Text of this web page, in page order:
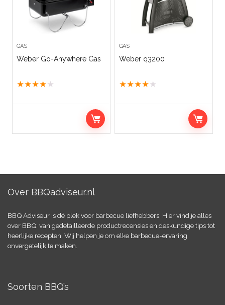
GAS
Weber Go-Anywhere Gas
★★★★ ★
GAS
Weber q3200
★★★★ ★
Over BBQadviseur.nl
BBQ Adviseur is dé plek voor barbecue liefhebbers. Hier vind je alles
over BBQ: van gedetailleerde productrecensies en deskundige tips tot
heerlijke recepten. Wij helpen je om elke barbecue-ervaring
onvergetelijk te maken.
Soorten BBQ’s